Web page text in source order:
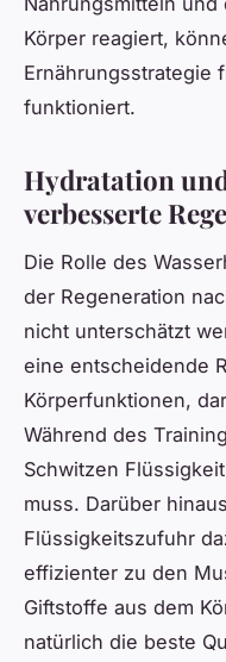
Körper reagiert,
Ernährungsstrategie
funktioniert.
Hydratation
verbesserte
Die Rolle des
der Regeneration
nicht unterschätzt
eine entscheidende
Körperfunktionen,
Während des
Schwitzen
muss. Darüber
Flüssigkeitszufuhr
effizienter zu den
Giftstoffe aus dem
natürlich die beste